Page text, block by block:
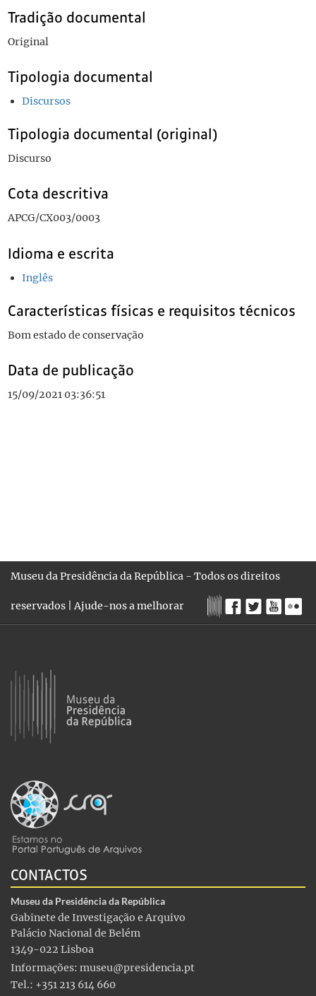
Tradição documental
Original
Tipologia documental
Discursos
Tipologia documental (original)
Discurso
Cota descritiva
APCG/CX003/0003
Idioma e escrita
Inglês
Características físicas e requisitos técnicos
Bom estado de conservação
Data de publicação
15/09/2021 03:36:51
Museu da Presidência da República - Todos os direitos
reservados |Ajude-nos a melhorar
CONTACTOS
Museu da Presidência da República
Gabinete de Investigação e Arquivo
Palácio Nacional de Belém
1349-022 Lisboa
Informações: museu@presidencia.pt
Tel.: +351 213 614 660